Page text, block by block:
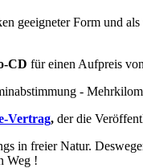
geeigneter Form und
CD für einen Aufpreis
-
Vertrag, der die
in freier Natur.
Weg !